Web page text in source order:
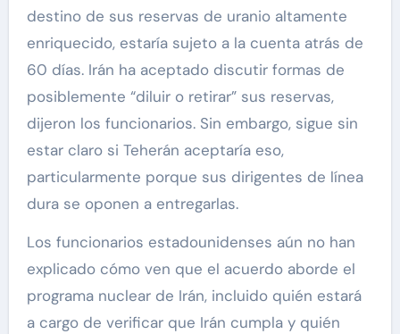
destino de sus reservas de uranio altamente
enriquecido, estaría sujeto a la cuenta atrás de
60 días. Irán ha aceptado discutir formas de
posiblemente “diluir o retirar” sus reservas,
dijeron los funcionarios. Sin embargo, sigue sin
estar claro si Teherán aceptaría eso,
particularmente porque sus dirigentes de línea
dura se oponen a entregarlas.
Los funcionarios estadounidenses aún no han
explicado cómo ven que el acuerdo aborde el
programa nuclear de Irán, incluido quién estará
a cargo de verificar que Irán cumpla y quién